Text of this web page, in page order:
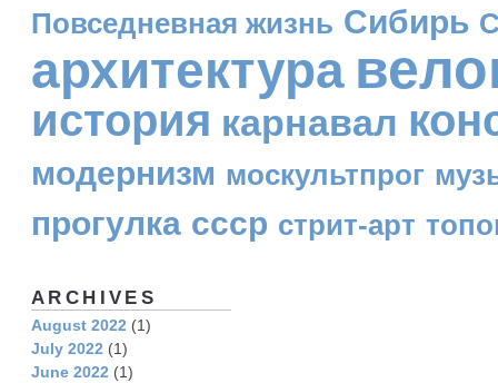
Повседневная жизнь Сибирь
архитектура
история карнавал
модернизм москультпрог
прогулка ссср стрит-арт
ARCHIVES
August 2022 (1)
July 2022 (1)
June 2022 (1)